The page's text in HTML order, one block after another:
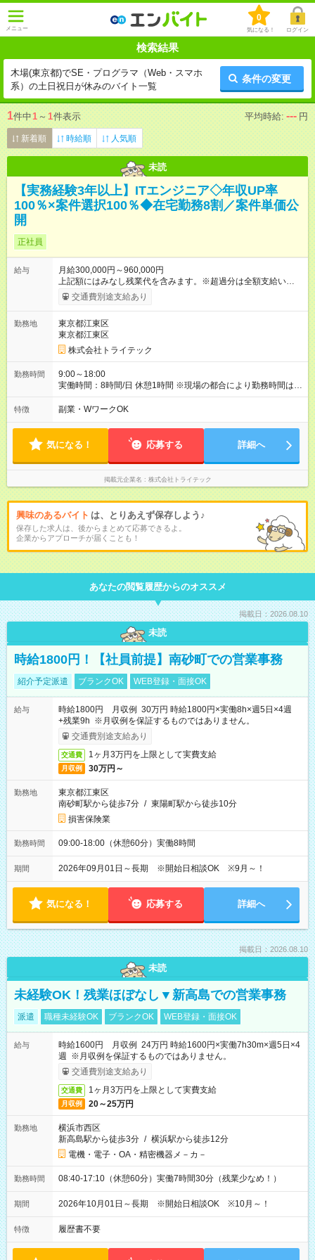
メニュー
0
気になる！ ログイン
検索結果
木場(東京都)でSE・プログラマ（Web・スマホ
系）の土日祝日が休みのバイト一覧
条件の変更
1件中1 ～ 1件表示 平均時給: --- 円
新着順 時給順 人気順
未読
【実務経験3年以上】ITエンジニア◇年収UP率
100％×案件選択100％◆在宅勤務8割／案件単価公
開
正社員
給与
月給300,000円～960,000円
上記額にはみなし残業代を含みます。※超過分は全額支給いたし
ます。 みなし残業代 45,975円／月 みなし残業時間 30時間／月
※経験・年齢・能力などを考慮のうえ、当社規定により決定しま
91％を誇る理由は、前給保証と昇給率10%以上を目標とした給
与改定を行っているから。案件単価、給与計算式もオープンに
しており、透明性のある給与体系が安心感を支えています。
★ 前職給与を保証！★ 実際に当社に転職したエンジニアが全
員、前職よりも収入をUPさせています！ 【試用期間】試用期間
あり 試用期間の長さ：6ヶ月 雇用形態、給与は本採用時と同じ
交通費別途支給あり
勤務地
東京都江東区
東京都江東区
株式会社トライテック
勤務時間
9:00～18:00
実働時間：8時間/日 休憩1時間 ※現場の都合により勤務時間は異
なります。 ※残業は平均で5～10時間ほどと少なめです。 ★ 理
想のワークライフバランスを実現 ★ 年間休日131日、副業OK
事もプライベートも両立できる環境が整っています。
特徴 副業・WワークOK
気になる！ 応募する 詳細へ
掲載元企業名 株式会社トライテック
興味のあるバイト は、とりあえず保存しよう♪
保存した求人は、後からまとめて応募できるよ。
企業からアプローチが届くことも！
あなたの閲覧履歴からのオススメ
掲載日：2026.08.10
未読
時給1800円！【社員前提】南砂町での営業事務
紹介予定派遣 ブランクOK WEB登録・面接OK
給与
時給1800円 月収例 30万円 時給1800円×実働8h×週5日×4週
+残業9h ※月収例を保証するものではありません。
交通費別途支給あり
交通費 1ヶ月3万円を上限として実費支給
月収例 30万円～
勤務地
東京都江東区
南砂町駅から徒歩7分 / 東陽町駅から徒歩10分
損害保険業
勤務時間 09:00-18:00（休憩60分）実働8時間
期間 2026年09月01日～長期 ※開始日相談OK ※9月～！
気になる！ 応募する 詳細へ
掲載日：2026.08.10
未読
未経験OK！残業ほぼなし▼新高島での営業事務
派遣 職種未経験OK ブランクOK WEB登録・面接OK
給与
時給1600円 月収例 24万円 時給1600円×実働7h30m×週5日×4
週 ※月収例を保証するものではありません。
交通費別途支給あり
交通費 1ヶ月3万円を上限として実費支給
月収例 20～25万円
勤務地
横浜市西区
新高島駅から徒歩3分 / 横浜駅から徒歩12分
電機・電子・OA・精密機器メ－カ－
勤務時間 08:40-17:10（休憩60分）実働7時間30分（残業少なめ！）
期間 2026年10月01日～長期 ※開始日相談OK ※10月～！
特徴 履歴書不要